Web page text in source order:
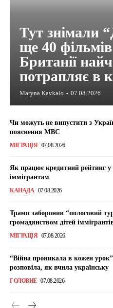
Тут знімали
ще 40
Британії
потрапляє в
Maryna Kavkalo - 07.08.2026
Чи можуть не випустити з
пояснення МВС
МІГРАЦІЯ 07.08.2026
Як працює кредитний рейтинг у
іммігрантам
КАНАДА 07.08.2026
Трамп заборонив “пологовий
громадянством дітей
МІГРАЦІЯ 07.08.2026
“Війна проникала в кожен
розповіла, як вчила українську
ГОЛОВНЕ 07.08.2026